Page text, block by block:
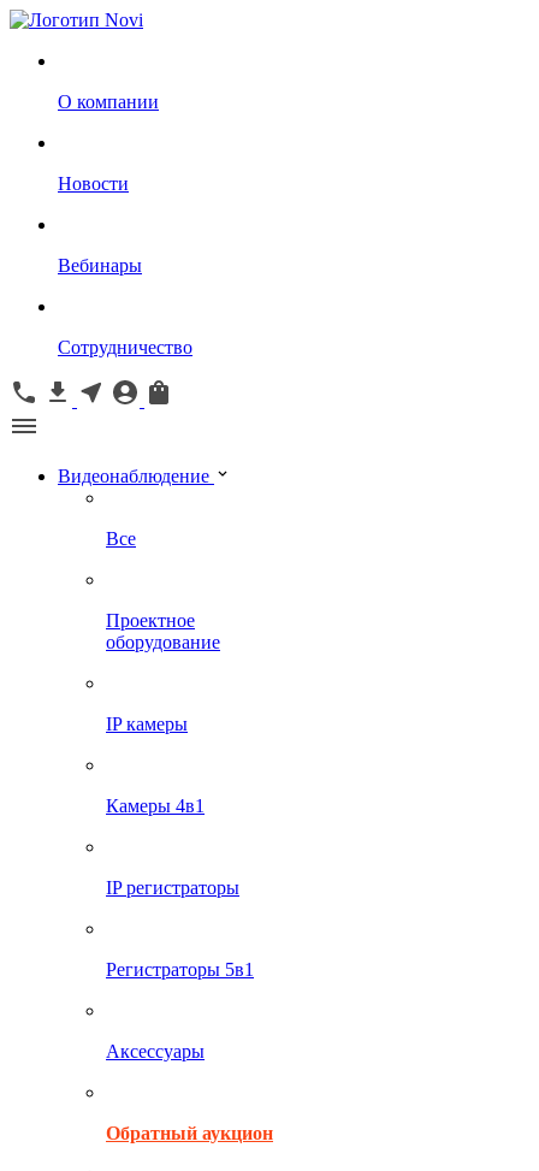
О компании
Новости
Вебинары
Сотрудничество
Видеонаблюдение
Все
Проектное
оборудование
IP камеры
Камеры 4в1
IP регистраторы
Регистраторы 5в1
Аксессуары
Обратный аукцион